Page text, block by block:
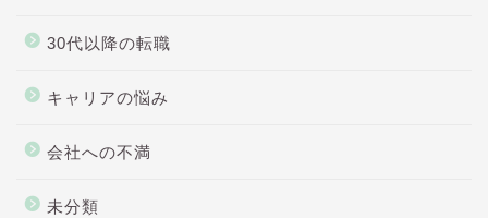
30代以降の転職
キャリアの悩み
会社への不満
未分類